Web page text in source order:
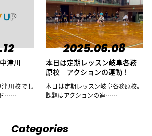
津川
川校でし
ド……
2025.06.08
本日は定期レッスン岐阜各務
原校 アクションの連動！
本日は定期レッスン岐阜各務原校。
課題はアクションの連……
Categories